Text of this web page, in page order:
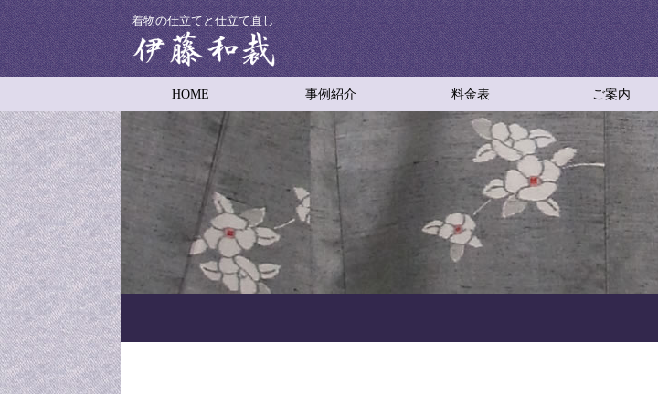
着物の仕立てと仕立て直し
HOME 事例紹介
着物の仕立て
着物の仕立て直し
男物着物の仕立て
子供用着物の仕立て
着物コートの仕立て
羽織り
舞台衣装
振袖の裾引き
料金表 ご案内
ご依頼方法
採寸について
お仕立て工程
お仕立てＱ＆Ａ
仕立て直しＱ＆Ａ